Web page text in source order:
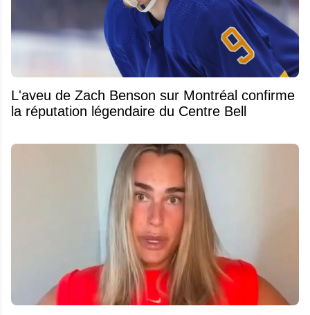
L'aveu de Zach Benson sur Montréal confirme
la réputation légendaire du Centre Bell